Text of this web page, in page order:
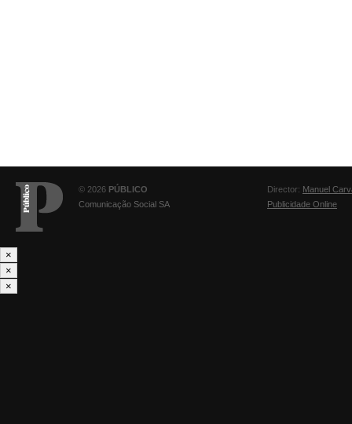
© 2026 PÚBLICO
Comunicação Social SA
Director: Manuel
Publicidade Online
×
×
×